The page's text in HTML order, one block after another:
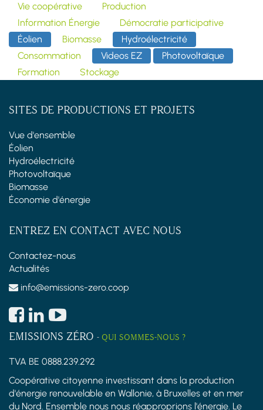
Vie coopérative
Production
Information Énergie
Démocratie participative
Éolien
Biomasse
Hydroélectricité
Consommation
Videos EZ
Photovoltaïque
Formation
Stockage
SITES DE PRODUCTIONS ET PROJETS
Vue d'ensemble
Éolien
Hydroélectricité
Photovoltaïque
Biomasse
Économie d'énergie
ENTREZ EN CONTACT AVEC NOUS
Contactez-nous
Actualités
info@emissions-zero.coop
EMISSIONS ZÉRO - QUI SOMMES-NOUS ?
TVA BE 0888.239.292
Coopérative citoyenne investissant dans la production
d'énergie renouvelable en Wallonie, à Bruxelles et en mer
du Nord. Ensemble nous nous réapproprions l'énergie. Le